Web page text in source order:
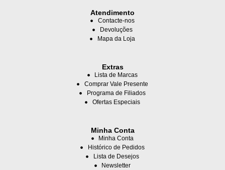
Atendimento
Contacte-nos
Devoluções
Mapa da Loja
Extras
Lista de Marcas
Comprar Vale Presente
Programa de Filiados
Ofertas Especiais
Minha Conta
Minha Conta
Histórico de Pedidos
Lista de Desejos
Newsletter